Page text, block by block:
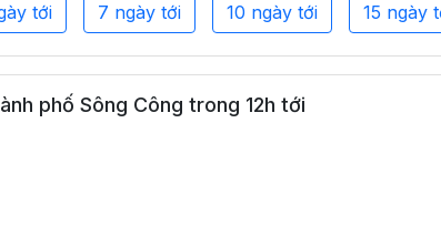
tới 7 ngày tới 10 ngày tới 15 ngày
phố Sông Công trong 12h tới